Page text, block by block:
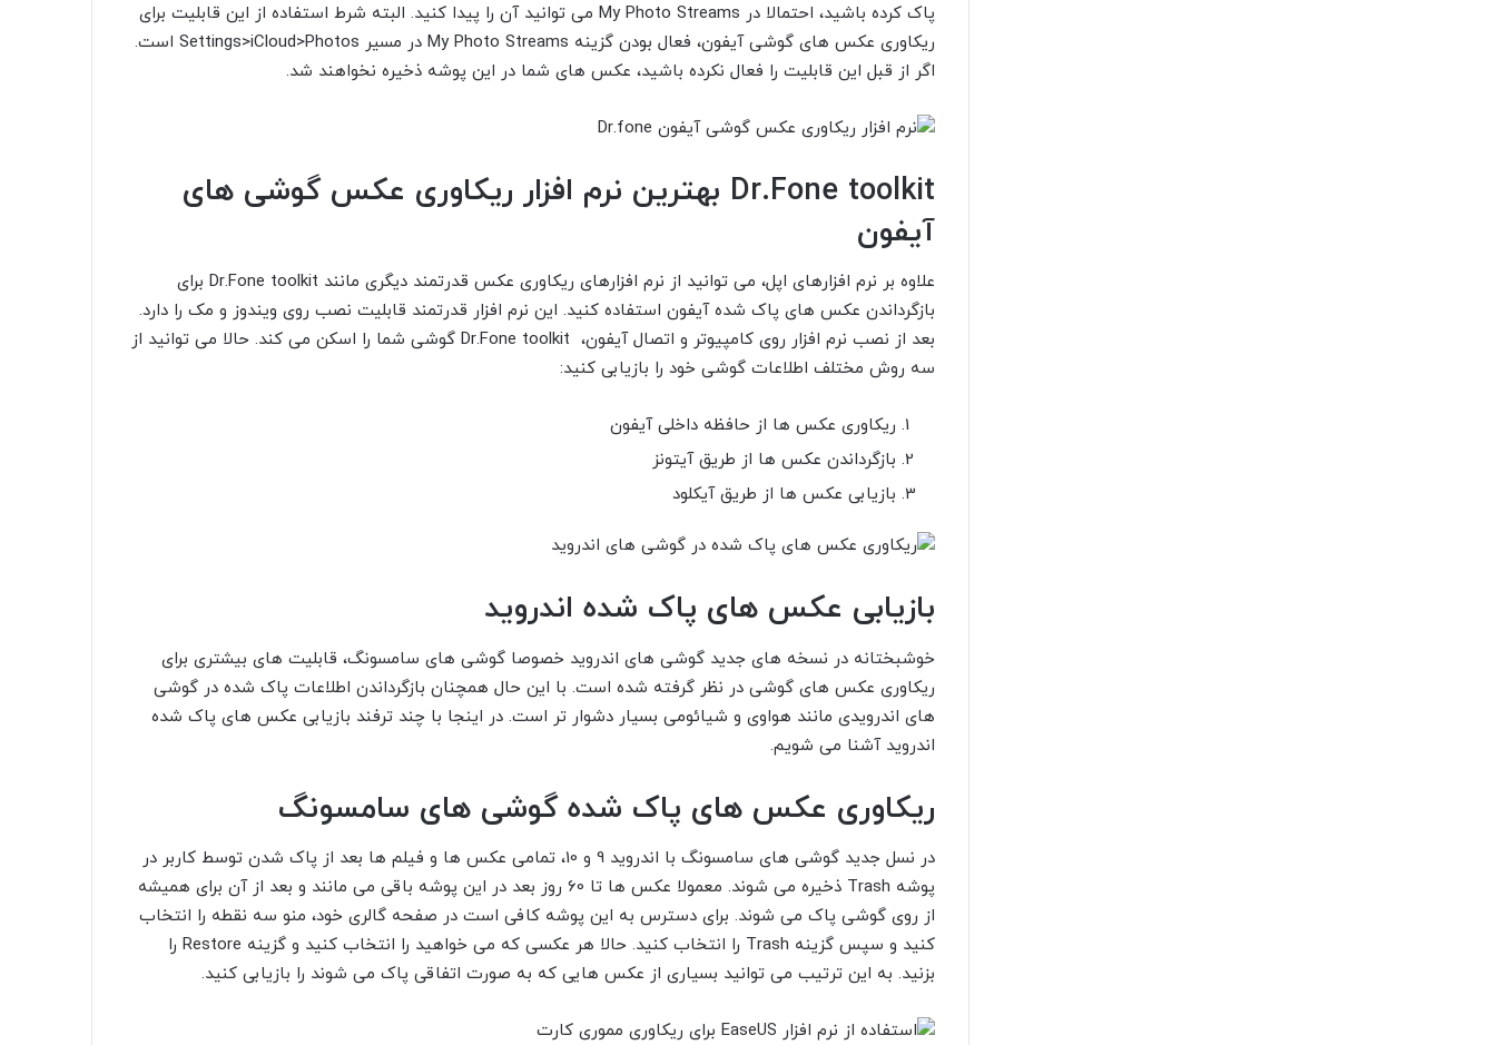
پاک کرده باشید، احتمالا در My Photo Streams می توانید آن را پیدا کنید. البته شرط استفاده از این قابلیت برای
ریکاوری عکس های گوشی آیفون، فعال بودن گزینه My Photo Streams در مسیر Settings>iCloud>Photos است.
اگر از قبل این قابلیت را فعال نکرده باشید، عکس های شما در این پوشه ذخیره نخواهند شد.
Dr.Fone toolkit بهترین نرم افزار ریکاوری عکس گوشی های
آیفون
علاوه بر نرم افزارهای اپل، می توانید از نرم افزارهای ریکاوری عکس قدرتمند دیگری مانند Dr.Fone toolkit برای
بازگرداندن عکس های پاک شده آیفون استفاده کنید. این نرم افزار قدرتمند قابلیت نصب روی ویندوز و مک را دارد.
بعد از نصب نرم افزار روی کامپیوتر و اتصال آیفون، Dr.Fone toolkit گوشی شما را اسکن می کند. حالا می توانید از
سه روش مختلف اطلاعات گوشی خود را بازیابی کنید:
ریکاوری عکس ها از حافظه داخلی آیفون
بازگرداندن عکس ها از طریق آیتونز
بازیابی عکس ها از طریق آیکلود
بازیابی عکس های پاک شده اندروید
خوشبختانه در نسخه های جدید گوشی های اندروید خصوصا گوشی های سامسونگ، قابلیت های بیشتری برای
ریکاوری عکس های گوشی در نظر گرفته شده است. با این حال همچنان بازگرداندن اطلاعات پاک شده در گوشی
های اندرویدی مانند هواوی و شیائومی بسیار دشوار تر است. در اینجا با چند ترفند بازیابی عکس های پاک شده
اندروید آشنا می شویم.
ریکاوری عکس های پاک شده گوشی های سامسونگ
در نسل جدید گوشی های سامسونگ با اندروید 9 و 10، تمامی عکس ها و فیلم ها بعد از پاک شدن توسط کاربر در
پوشه Trash ذخیره می شوند. معمولا عکس ها تا 60 روز بعد در این پوشه باقی می مانند و بعد از آن برای همیشه
از روی گوشی پاک می شوند. برای دسترس به این پوشه کافی است در صفحه گالری خود، منو سه نقطه را انتخاب
کنید و سپس گزینه Trash را انتخاب کنید. حالا هر عکسی که می خواهید را انتخاب کنید و گزینه Restore را
بزنید. به این ترتیب می توانید بسیاری از عکس هایی که به صورت اتفاقی پاک می شوند را بازیابی کنید.